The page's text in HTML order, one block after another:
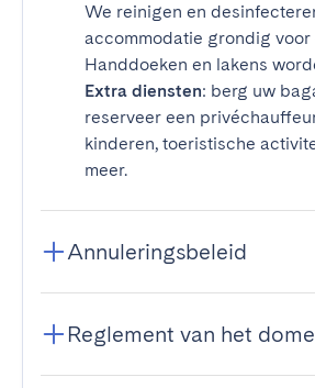
We reinigen en
accommodatie grondig voor
Handdoeken en lakens
Extra diensten: berg uw
reserveer een
kinderen, toeristische
meer.
Annuleringsbeleid
Reglement van het